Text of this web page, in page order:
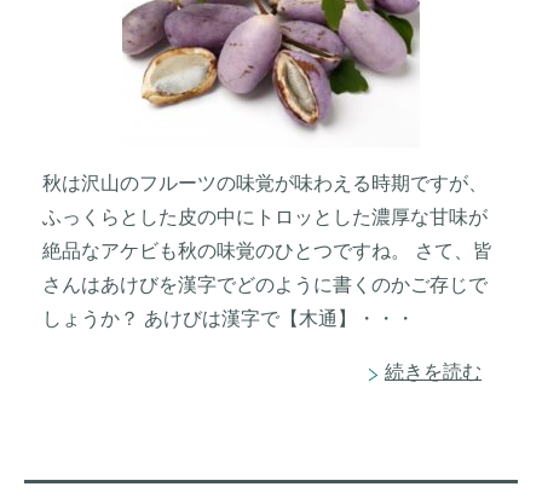
秋は沢山のフルーツの味覚が味わえる時期ですが、
ふっくらとした皮の中にトロッとした濃厚な甘味が
絶品なアケビも秋の味覚のひとつですね。 さて、皆
さんはあけびを漢字でどのように書くのかご存じで
しょうか？ あけびは漢字で【木通】・・・
続きを読む